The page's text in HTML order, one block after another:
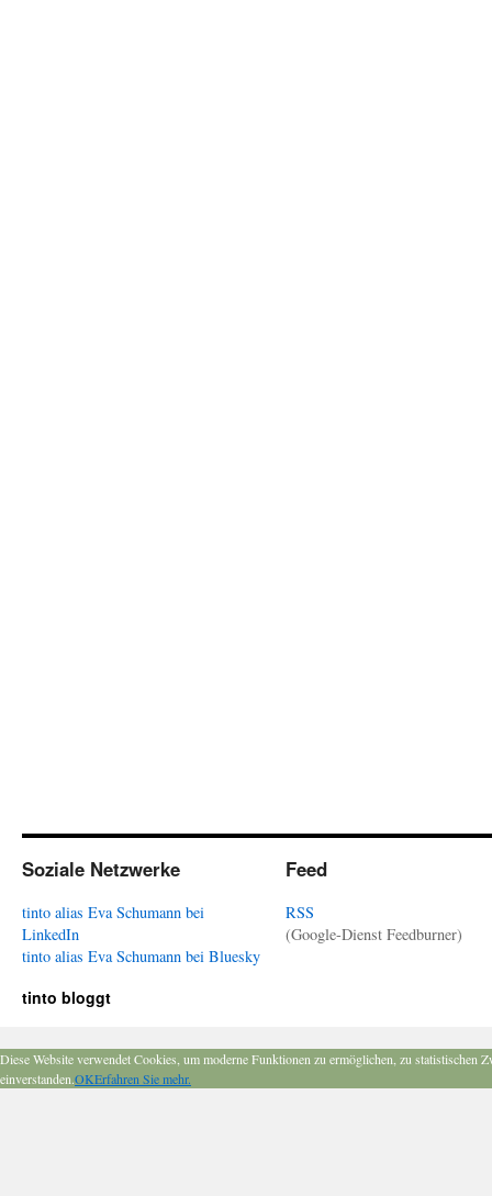
Soziale Netzwerke
tinto alias Eva Schumann bei
LinkedIn
tinto alias Eva Schumann bei Bluesky
Feed
RSS
(Google-Dienst Feedburner)
tinto bloggt
Diese Website verwendet Cookies, um moderne Funktionen zu ermöglichen, zu
einverstanden.OKErfahren Sie mehr.